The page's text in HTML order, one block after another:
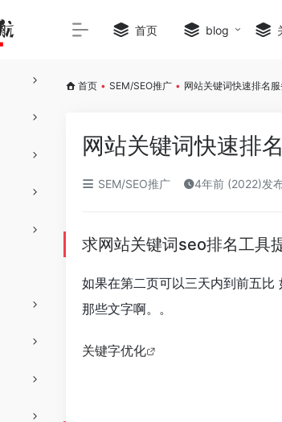
首页 blog
首页 • SEM/SEO推广 • 网站关键词快速排名
网站关键词快速排
SEM/SEO推广 4年前 (2022)发
求网站关键词seo排名工具
如果在第二页可以三天内到前五比
那些文字啊。。
关键字优化